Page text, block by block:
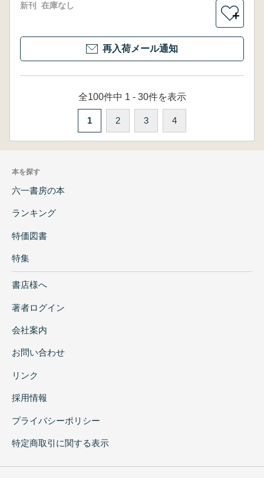
新刊 在庫なし
＋
再入荷メール通知
全100件中 1 - 30件を表示
1 2 3 4
本を探す
六一書房の本
ランキング
特価図書
特集
書店様へ
著者ログイン
会社案内
お問い合わせ
リンク
採用情報
プライバシーポリシー
特定商取引に関する表示